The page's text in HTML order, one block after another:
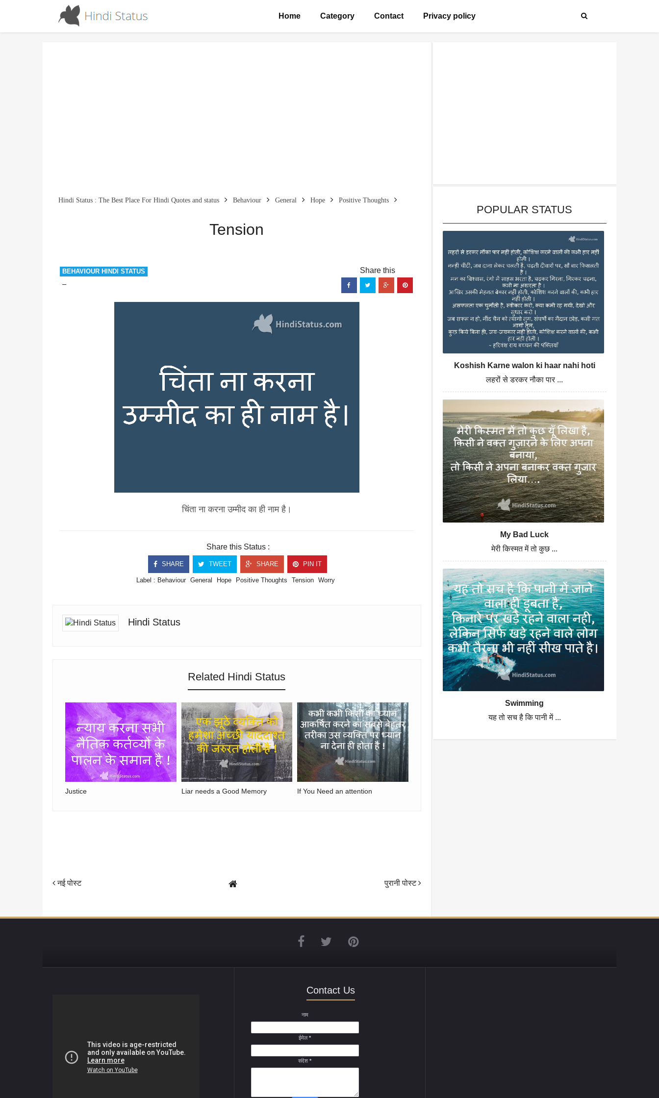
Home Category Contact Privacy policy
Hindi Status : The Best Place For Hindi Quotes and status Behaviour General Hope Positive Thoughts
Tension
BEHAVIOUR HINDI STATUS
चिंता ना करना उम्मीद का ही नाम है।
Share this Status :
SHARE TWEET SHARE PIN IT
Label : Behaviour General Hope Positive Thoughts Tension Worry
Hindi Status
Related Hindi Status
Justice Liar needs a Good Memory If You Need an attention
नई पोस्ट पुरानी पोस्ट
POPULAR STATUS
Koshish Karne walon ki haar nahi hoti
लहरों से डरकर नौका पार ...
My Bad Luck
मेरी किस्मत में तो कुछ ...
Swimming
यह तो सच है कि पानी में ...
Contact Us
नाम
ईमेल*
संदेश*